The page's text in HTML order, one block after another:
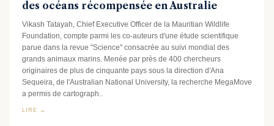
des océans récompensée en Australie
Vikash Tatayah, Chief Executive Officer de la Mauritian Wildlife
Foundation, compte parmi les co-auteurs d'une étude scientifique
parue dans la revue "Science" consacrée au suivi mondial des
grands animaux marins. Menée par près de 400 chercheurs
originaires de plus de cinquante pays sous la direction d'Ana
Sequeira, de l'Australian National University, la recherche MegaMove
a permis de cartograph..
LIRE →